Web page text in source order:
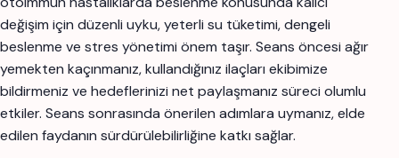
değişim için düzenli uyku, yeterli su tüketimi, dengeli
beslenme ve stres yönetimi önem taşır. Seans öncesi ağır
yemekten kaçınmanız, kullandığınız ilaçları ekibimize
bildirmeniz ve hedeflerinizi net paylaşmanız süreci olumlu
etkiler. Seans sonrasında önerilen adımlara uymanız, elde
edilen faydanın sürdürülebilirliğine katkı sağlar.